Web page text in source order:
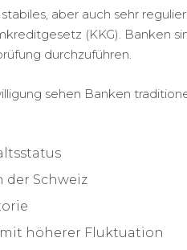
aber auch sehr
(KKG). Banken
durchzuführen.
sehen Banken
der Schweiz
höherer Fluktuation